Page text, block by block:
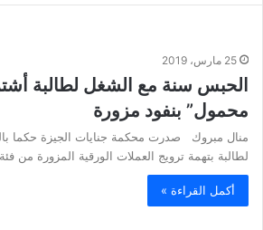
25 مارس، 2019
الحبس سنة مع الشغل لطالبة
محمول” بنفود مزورة
منال مبروك صدرت محكمة جنايات الجيزة حكما
لطالبة بتهمة ترويج العملات الورقية المزورة من
أكمل القراءة »